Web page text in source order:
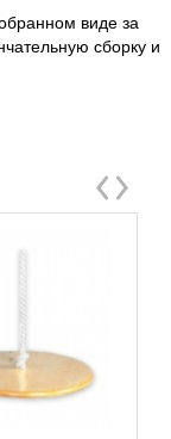
виде за
сборку и